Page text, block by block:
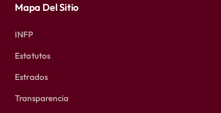
Mapa Del Sitio
INFP
Estatutos
Estrados
Transparencia